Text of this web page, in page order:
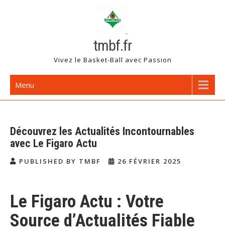
tmbf.fr
Vivez le Basket-Ball avec Passion
Menu
Découvrez les Actualités Incontournables
avec Le Figaro Actu
PUBLISHED BY TMBF 26 FÉVRIER 2025
Le Figaro Actu : Votre
Source d’Actualités Fiable